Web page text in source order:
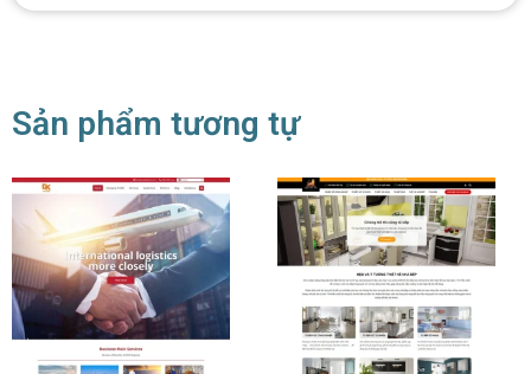
Sản phẩm tương tự